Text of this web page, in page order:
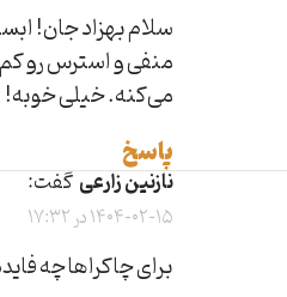
سلام بهزاد جان!
منفی و استرس رو
می‌کنه. خیلی خوبه!
پاسخ
نازنین زارعیگفت:
1404-02-15 در 17:32
برای چاکراها چه